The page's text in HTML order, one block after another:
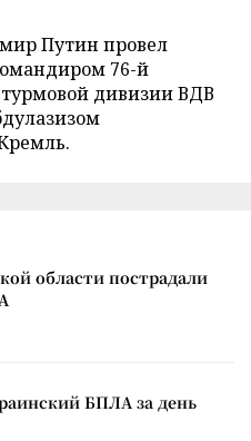
Путин провел
76-й
дивизии ВДВ
области пострадали
БПЛА за день